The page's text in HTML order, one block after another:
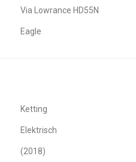
Via Lowrance HD55N
Eagle
Ketting
Elektrisch
(2018)